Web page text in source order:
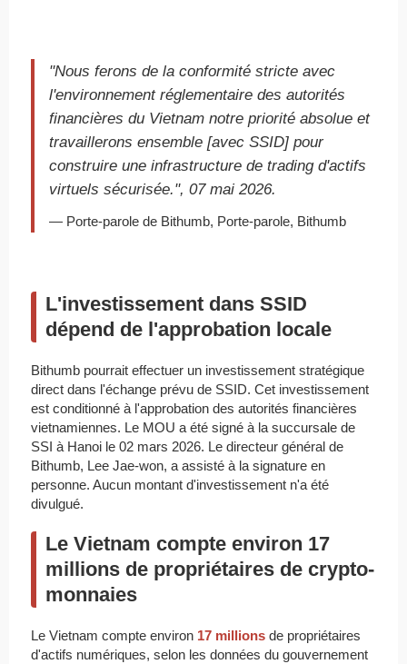
"Nous ferons de la conformité stricte avec
l'environnement réglementaire des autorités
financières du Vietnam notre priorité absolue et
travaillerons ensemble [avec SSID] pour
construire une infrastructure de trading d'actifs
virtuels sécurisée.", 07 mai 2026.
— Porte-parole de Bithumb, Porte-parole, Bithumb
L'investissement dans SSID
dépend de l'approbation locale
Bithumb pourrait effectuer un investissement stratégique
direct dans l'échange prévu de SSID. Cet investissement
est conditionné à l'approbation des autorités financières
vietnamiennes. Le MOU a été signé à la succursale de
SSI à Hanoi le 02 mars 2026. Le directeur général de
Bithumb, Lee Jae-won, a assisté à la signature en
personne. Aucun montant d'investissement n'a été
divulgué.
Le Vietnam compte environ 17
millions de propriétaires de crypto-
monnaies
Le Vietnam compte environ 17 millions de propriétaires
d'actifs numériques, selon les données du gouvernement